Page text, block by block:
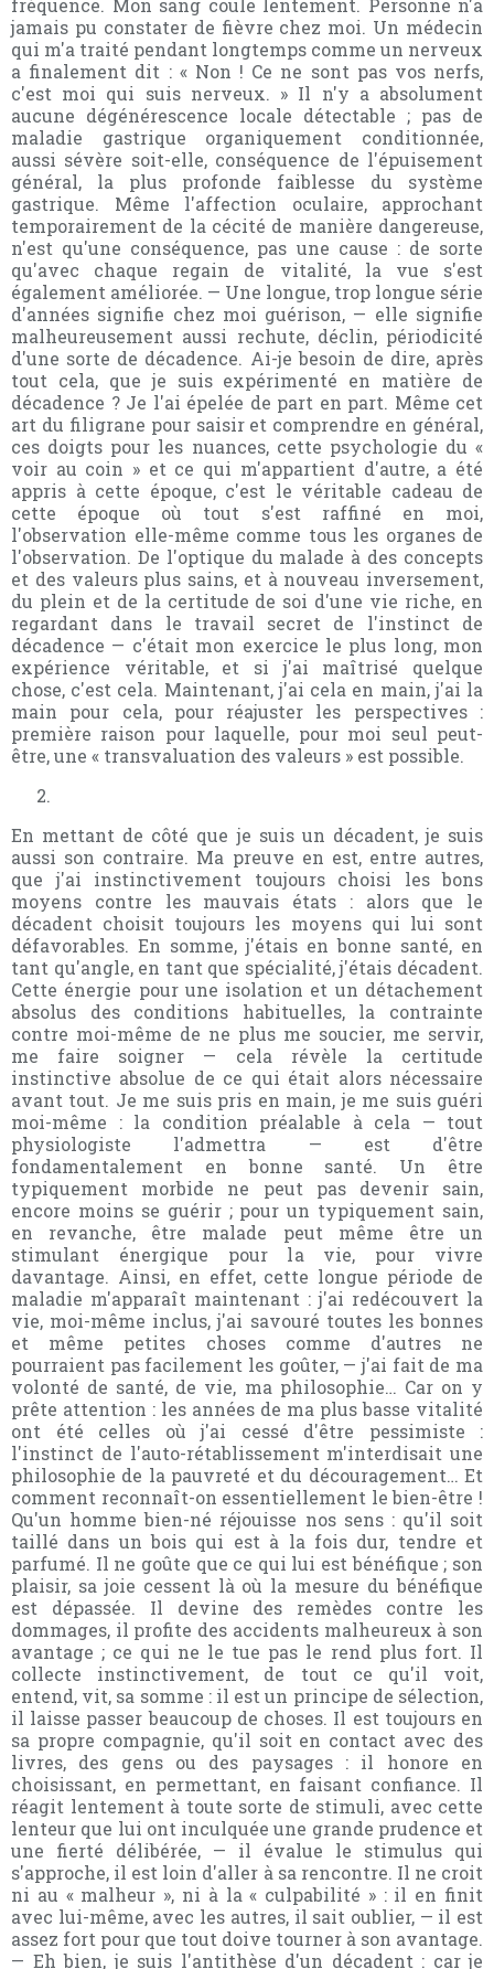
fréquence. Mon sang coule lentement. Personne n'a
jamais pu constater de fièvre chez moi. Un médecin
qui m'a traité pendant longtemps comme un nerveux
a finalement dit : « Non ! Ce ne sont pas vos nerfs,
c'est moi qui suis nerveux. » Il n'y a absolument
aucune dégénérescence locale détectable ; pas de
maladie gastrique organiquement conditionnée,
aussi sévère soit-elle, conséquence de l'épuisement
général, la plus profonde faiblesse du système
gastrique. Même l'affection oculaire, approchant
temporairement de la cécité de manière dangereuse,
n'est qu'une conséquence, pas une cause : de sorte
qu'avec chaque regain de vitalité, la vue s'est
également améliorée. — Une longue, trop longue série
d'années signifie chez moi guérison, — elle signifie
malheureusement aussi rechute, déclin, périodicité
d'une sorte de décadence. Ai-je besoin de dire, après
tout cela, que je suis expérimenté en matière de
décadence ? Je l'ai épelée de part en part. Même cet
art du filigrane pour saisir et comprendre en général,
ces doigts pour les nuances, cette psychologie du «
voir au coin » et ce qui m'appartient d'autre, a été
appris à cette époque, c'est le véritable cadeau de
cette époque où tout s'est raffiné en moi,
l'observation elle-même comme tous les organes de
l'observation. De l'optique du malade à des concepts
et des valeurs plus sains, et à nouveau inversement,
du plein et de la certitude de soi d'une vie riche, en
regardant dans le travail secret de l'instinct de
décadence — c'était mon exercice le plus long, mon
expérience véritable, et si j'ai maîtrisé quelque
chose, c'est cela. Maintenant, j'ai cela en main, j'ai la
main pour cela, pour réajuster les perspectives :
première raison pour laquelle, pour moi seul peut-
être, une « transvaluation des valeurs » est possible.
En mettant de côté que je suis un décadent, je suis
aussi son contraire. Ma preuve en est, entre autres,
que j'ai instinctivement toujours choisi les bons
moyens contre les mauvais états : alors que le
décadent choisit toujours les moyens qui lui sont
défavorables. En somme, j'étais en bonne santé, en
tant qu'angle, en tant que spécialité, j'étais décadent.
Cette énergie pour une isolation et un détachement
absolus des conditions habituelles, la contrainte
contre moi-même de ne plus me soucier, me servir,
me faire soigner — cela révèle la certitude
instinctive absolue de ce qui était alors nécessaire
avant tout. Je me suis pris en main, je me suis guéri
moi-même : la condition préalable à cela — tout
physiologiste l'admettra — est d'être
fondamentalement en bonne santé. Un être
typiquement morbide ne peut pas devenir sain,
encore moins se guérir ; pour un typiquement sain,
en revanche, être malade peut même être un
stimulant énergique pour la vie, pour vivre
davantage. Ainsi, en effet, cette longue période de
maladie m'apparaît maintenant : j'ai redécouvert la
vie, moi-même inclus, j'ai savouré toutes les bonnes
et même petites choses comme d'autres ne
pourraient pas facilement les goûter, — j'ai fait de ma
volonté de santé, de vie, ma philosophie… Car on y
prête attention : les années de ma plus basse vitalité
ont été celles où j'ai cessé d'être pessimiste :
l'instinct de l'auto-rétablissement m'interdisait une
philosophie de la pauvreté et du découragement… Et
comment reconnaît-on essentiellement le bien-être !
Qu'un homme bien-né réjouisse nos sens : qu'il soit
taillé dans un bois qui est à la fois dur, tendre et
parfumé. Il ne goûte que ce qui lui est bénéfique ; son
plaisir, sa joie cessent là où la mesure du bénéfique
est dépassée. Il devine des remèdes contre les
dommages, il profite des accidents malheureux à son
avantage ; ce qui ne le tue pas le rend plus fort. Il
collecte instinctivement, de tout ce qu'il voit,
entend, vit, sa somme : il est un principe de sélection,
il laisse passer beaucoup de choses. Il est toujours en
sa propre compagnie, qu'il soit en contact avec des
livres, des gens ou des paysages : il honore en
choisissant, en permettant, en faisant confiance. Il
réagit lentement à toute sorte de stimuli, avec cette
lenteur que lui ont inculquée une grande prudence et
une fierté délibérée, — il évalue le stimulus qui
s'approche, il est loin d'aller à sa rencontre. Il ne croit
ni au « malheur », ni à la « culpabilité » : il en finit
avec lui-même, avec les autres, il sait oublier, — il est
assez fort pour que tout doive tourner à son avantage.
— Eh bien, je suis l'antithèse d'un décadent : car je